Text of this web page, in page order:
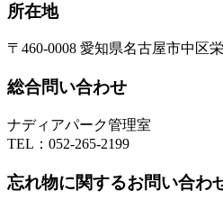
所在地
〒460-0008 愛知県名古屋市中区
総合問い合わせ
ナディアパーク管理室
TEL： 052-265-2199
忘れ物に関するお問い合わ